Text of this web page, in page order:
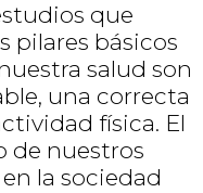
que
pilares básicos
salud son
una correcta
física. El
de nuestros
la sociedad